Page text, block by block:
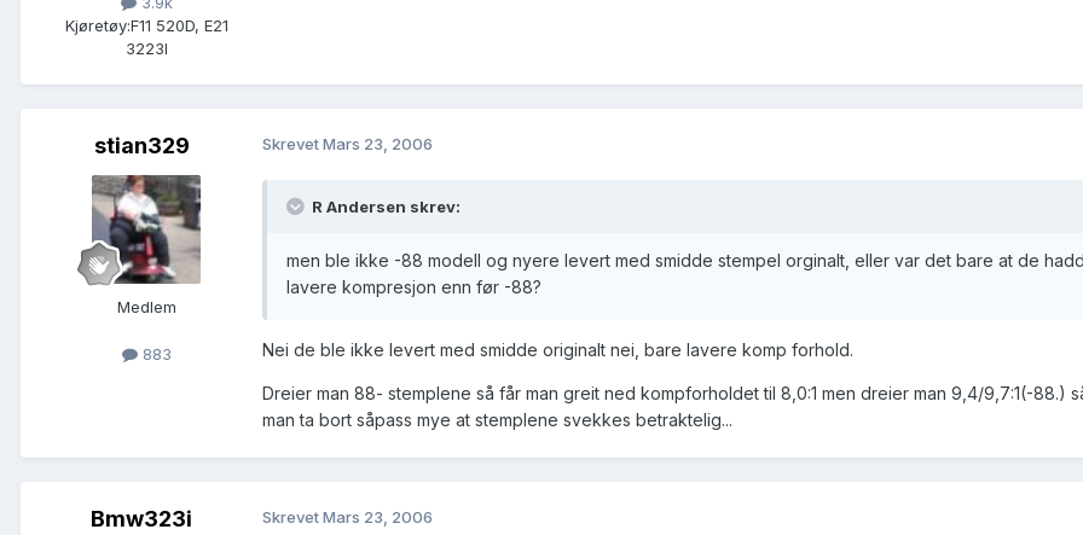
Kjøretøy:F11 520D, E21
3223I
stian329
Medlem
883
SkrevetMars 23, 2006
R Andersen skrev:
men ble ikke -88 modell og nyere levert med smidde stempel orginalt, eller var det bare at de
lavere kompresjon enn før -88?
Nei de ble ikke levert med smidde originalt nei, bare lavere komp forhold.
Dreier man 88- stemplene så får man greit ned kompforholdet til 8,0:1 men dreier man 9,4/9,7:1(-88.)
man ta bort såpass mye at stemplene svekkes betraktelig...
Bmw323i SkrevetMars 23, 2006